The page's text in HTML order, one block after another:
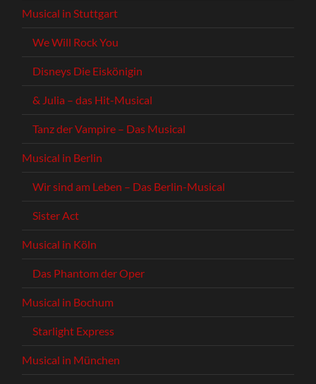
Musical in Stuttgart
We Will Rock You
Disneys Die Eiskönigin
& Julia – das Hit-Musical
Tanz der Vampire – Das Musical
Musical in Berlin
Wir sind am Leben – Das Berlin-Musical
Sister Act
Musical in Köln
Das Phantom der Oper
Musical in Bochum
Starlight Express
Musical in München